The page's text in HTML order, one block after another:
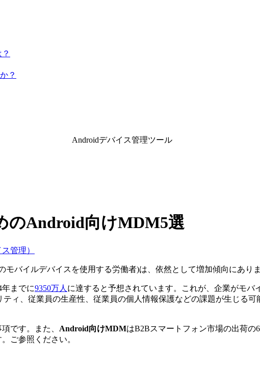
？
Androidデバイス管理ツール
のAndroid向けMDM5選
管理）
バイルデバイスを使用する労働者)は、依然として増加傾向にありま
までに9350万人 に達すると予想されています。これが、企業がモ
ィ、従業員の生産性、従業員の個人情報保護などの課題が生じる
です。また、 Android向けMDMはB2Bスマートフォン市場の出荷の
ご参照ください。